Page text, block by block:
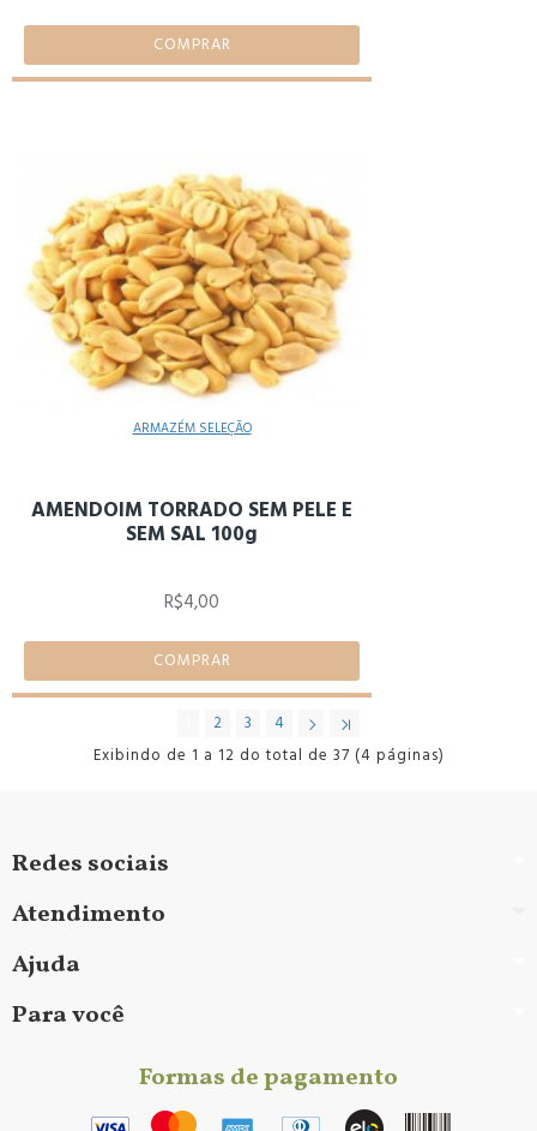
COMPRAR
ARMAZÉM SELEÇÃO
AMENDOIM TORRADO SEM PELE E
SEM SAL 100g
R$4,00
COMPRAR
2 3
4
Exibindo de 1 a 12 do total de 37 (4 páginas)
Redes sociais
Atendimento
Ajuda
Para você
Formas de pagamento